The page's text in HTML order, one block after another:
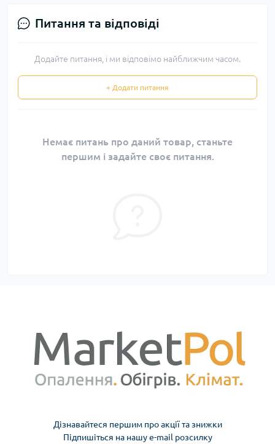
Питання та відповіді
Додайте питання, і ми відповімо найближчим часом.
+ Додати питання
Немає питань про даний товар, станьте
першим і задайте своє питання.
Дізнавайтеся першим про акції та знижки
Підпишіться на нашу e-mail розсилку